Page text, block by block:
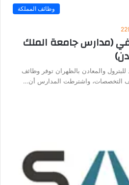
وظائف المملكة
في (مدارس جامعة الملك
والمعادن بالظهران توفر وظائف
التخصصات، واشترطت المدارس أن…